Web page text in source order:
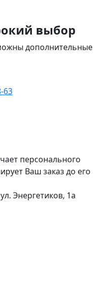
выбор
дополнительные
63
персонального
Ваш заказ до его
Энергетиков, 1а